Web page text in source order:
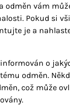
odměn vám
Pokud si
je a
o
odměn.
což může